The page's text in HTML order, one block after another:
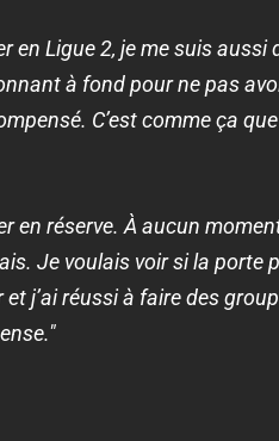
en Ligue 2, je me suis
à fond pour ne pas
C’est comme ça
en réserve. À aucun
Je voulais voir si la porte
j’ai réussi à faire des